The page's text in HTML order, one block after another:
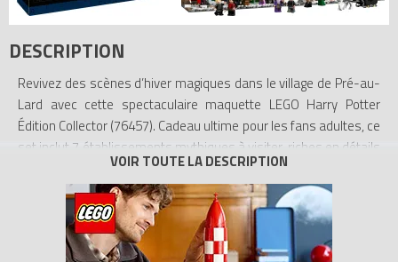
DESCRIPTION
Revivez des scènes d’hiver magiques dans le village de Pré-au-
Lard avec cette spectaculaire maquette LEGO Harry Potter
Édition Collector (76457). Cadeau ultime pour les fans adultes, ce
set inclut 7 établissements mythiques à visiter, riches en détails
authentiques : la confiserie Honeydukes, le Courrier hibou, le pub
Les Trois Balais, Derviche et Bang et le magasin de plumes
Scribenpenne, ainsi que les premières versions LEGO de Zonko,
magasin de farces et attrapes et de La Tête de Sanglier. Explorez
les pièces de chaque bâtiment et découvrez de nombreux